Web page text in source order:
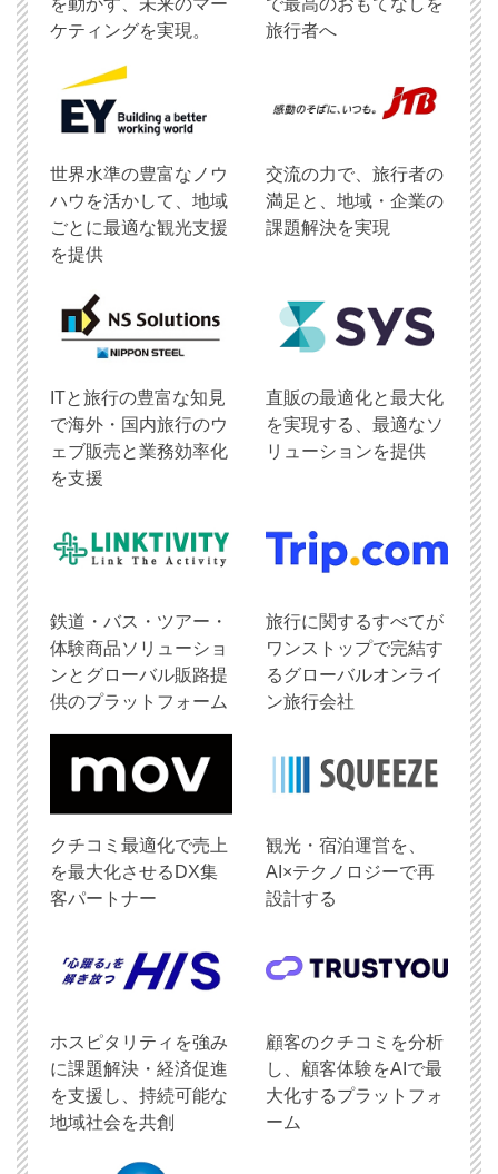
ケティングを実現。
旅行者へ
世界水準の豊富なノウ
ハウを活かして、地域
ごとに最適な観光支援
を提供
交流の力で、旅行者の
満足と、地域・企業の
課題解決を実現
ITと旅行の豊富な知見
で海外・国内旅行のウ
ェブ販売と業務効率化
を支援
直販の最適化と最大化
を実現する、最適なソ
リューションを提供
鉄道・バス・ツアー・
体験商品ソリューショ
ンとグローバル販路提
供のプラットフォーム
旅行に関するすべてが
ワンストップで完結す
るグローバルオンライ
ン旅行会社
クチコミ最適化で売上
を最大化させるDX集
客パートナー
観光・宿泊運営を、
AI×テクノロジーで再
設計する
ホスピタリティを強み
に課題解決・経済促進
を支援し、持続可能な
地域社会を共創
顧客のクチコミを分析
し、顧客体験をAIで最
大化するプラットフォ
ーム